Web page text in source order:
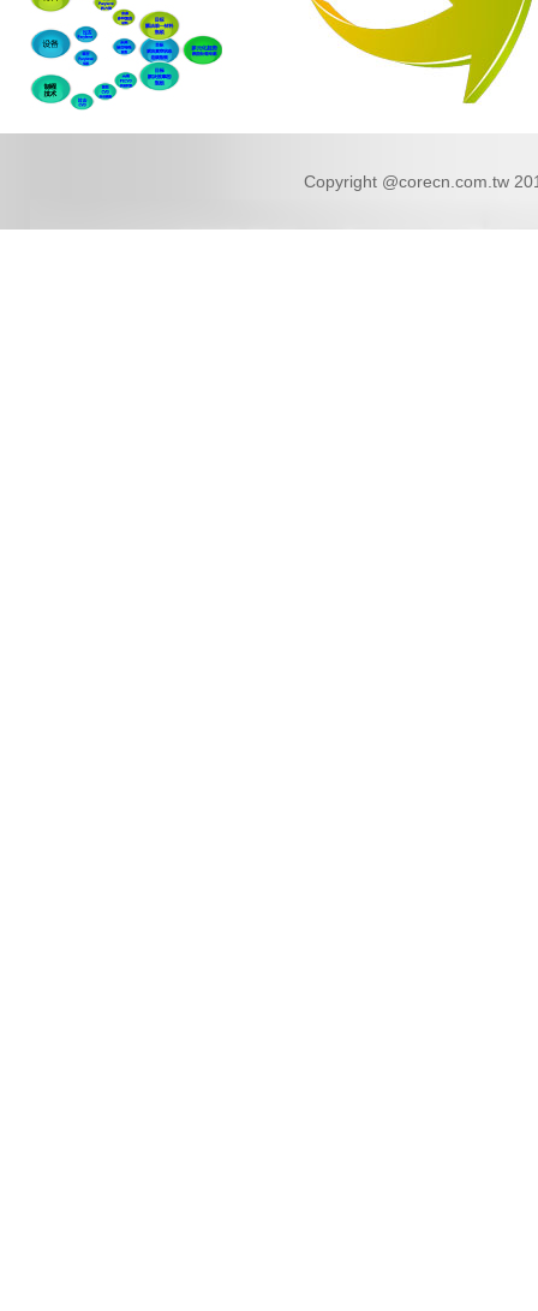
Copyright @corecn.com.tw